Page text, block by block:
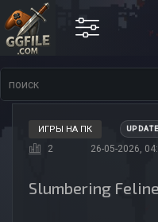
ИГРЫ НА ПК UPDATE
2 26-05-2026,
Slumbering